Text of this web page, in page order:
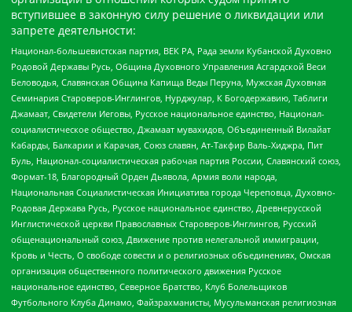
вступившее в законную силу решение о ликвидации или
запрете деятельности:
Национал-большевистская партия, ВЕК РА, Рада земли Кубанской Духовно
Родовой Державы Русь, Община Духовного Управления Асгардской Веси
Беловодья, Славянская Община Капища Веды Перуна, Мужская Духовная
Семинария Староверов-Инглингов, Нурджулар, К Богодержавию, Таблиги
Джамаат, Свидетели Иеговы, Русское национальное единство, Национал-
социалистическое общество, Джамаат мувахидов, Объединенный Вилайат
Кабарды, Балкарии и Карачая, Союз славян, Ат-Такфир Валь-Хиджра, Пит
Буль, Национал-социалистическая рабочая партия России, Славянский союз,
Формат-18, Благородный Орден Дьявола, Армия воли народа,
Национальная Социалистическая Инициатива города Череповца, Духовно-
Родовая Держава Русь, Русское национальное единство, Древнерусской
Инглистической церкви Православных Староверов-Инглингов, Русский
общенациональный союз, Движение против нелегальной иммиграции,
Кровь и Честь, О свободе совести и о религиозных объединениях, Омская
организация общественного политического движения Русское
национальное единство, Северное Братство, Клуб Болельщиков
Футбольного Клуба Динамо, Файзрахманисты, Мусульманская религиозная